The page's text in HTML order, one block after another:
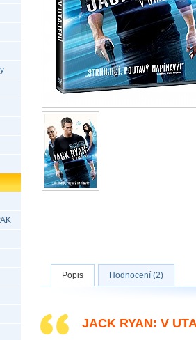
Popis Hodnocení (2)
JACK RYAN: V